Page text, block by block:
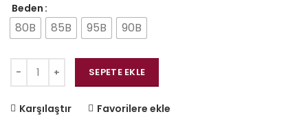
Beden
80B 85B 95B 90B
4320 - Desteksiz Sütyen Takım - Bordo adet
SEPETE EKLE
Karşılaştır Favorilere ekle